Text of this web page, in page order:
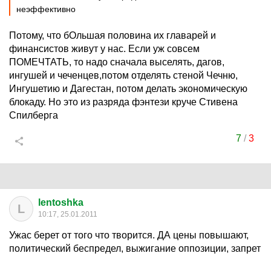
неэффективно
Потому, что бОльшая половина их главарей и
финансистов живут у нас. Если уж совсем
ПОМЕЧТАТЬ, то надо сначала выселять, дагов,
ингушей и чеченцев,потом отделять стеной Чечню,
Ингушетию и Дагестан, потом делать экономическую
блокаду. Но это из разряда фэнтези круче Стивена
Спилберга
7/3
L lentoshka
10:17, 25.01.2011
Ужас берет от того что творится. ДА цены повышают,
политический беспредел, выжигание оппозиции, запрет